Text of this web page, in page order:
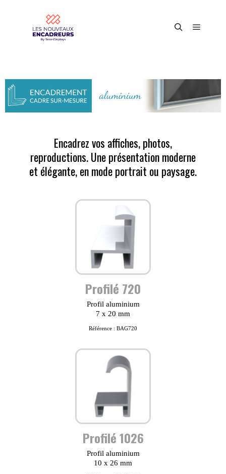
Encadrez vos affiches, photos,
reproductions. Une présentation moderne
et élégante, en mode portrait ou paysage.
Profilé 720
Profil aluminium
7 x 20 mm
Référence : BAG720
Profilé 1026
Profil aluminium
10 x 26 mm